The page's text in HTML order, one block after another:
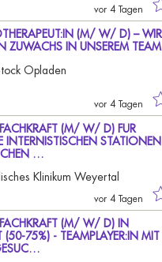
vor 4 Tagen
(M/ W/ D) – WIR
ZUWACHS IN UNSEREM
Opladen
vor 4 Tagen
(M/ W/ D) FÜR
INTERNISTISCHEN
…
Klinikum Weyertal
vor 4 Tagen
(M/ W/ D) IN
(50-75%) - TEAMPLAYER:IN MIT